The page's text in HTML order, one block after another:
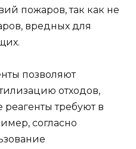
пожаров, так как не
вредных для
позволяют
отходов,
требуют в
согласно